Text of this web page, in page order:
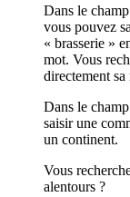
Dans le
vous pouvez
« brasserie »
mot. Vous
directement
Dans le
saisir une
un continent.
Vous
alentours ?